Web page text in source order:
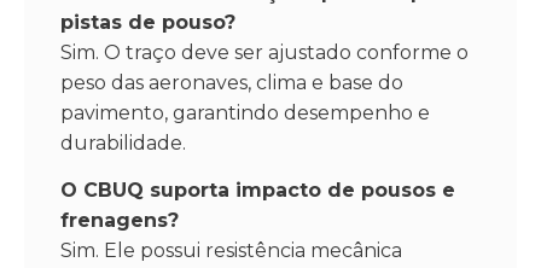
pistas de pouso?
Sim. O traço deve ser ajustado conforme o
peso das aeronaves, clima e base do
pavimento, garantindo desempenho e
durabilidade.
O CBUQ suporta impacto de pousos e
frenagens?
Sim. Ele possui resistência mecânica